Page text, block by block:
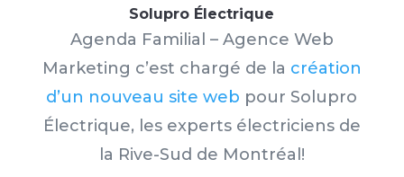
Solupro Électrique
Agenda Familial – Agence Web
Marketing c’est chargé de la création
d’un nouveau site web pour Solupro
Électrique, les experts électriciens de
la Rive-Sud de Montréal!